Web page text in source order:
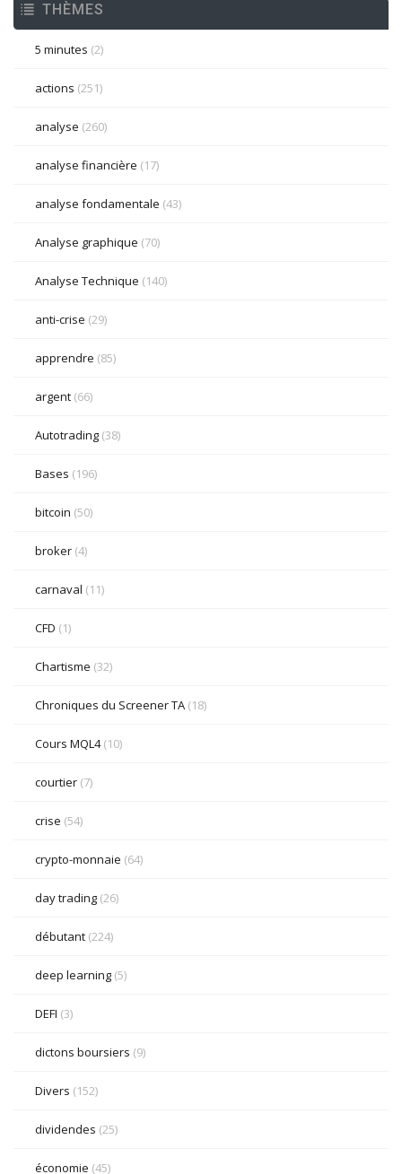
THÈMES
5 minutes (2)
actions (251)
analyse (260)
analyse financière (17)
analyse fondamentale (43)
Analyse graphique (70)
Analyse Technique (140)
anti-crise (29)
apprendre (85)
argent (66)
Autotrading (38)
Bases (196)
bitcoin (50)
broker (4)
carnaval (11)
CFD (1)
Chartisme (32)
Chroniques du Screener TA (18)
Cours MQL4(10)
courtier (7)
crise (54)
crypto-monnaie (64)
day trading (26)
débutant (224)
deep learning (5)
DEFI (3)
dictons boursiers (9)
Divers (152)
dividendes (25)
économie (45)